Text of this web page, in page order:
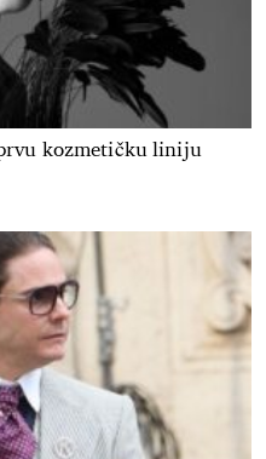
kozmetičku liniju